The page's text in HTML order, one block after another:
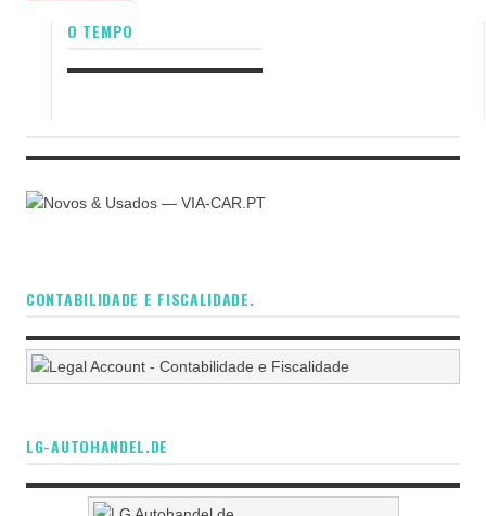
O TEMPO
CONTABILIDADE E FISCALIDADE.
LG-AUTOHANDEL.DE